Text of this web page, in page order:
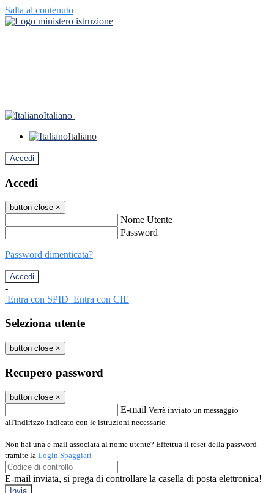
Salta al contenuto
Italiano
Italiano
Accedi
Accedi
button close ×
Nome Utente
Password
Password dimenticata?
-
Entra con SPID Entra con CIE
Seleziona utente
button close ×
Recupero password
button close ×
E-mail Verrà inviato un messaggio
all'indirizzo indicato con le istruzioni necessarie.
Non hai una e-mail associata al nome utente? Effettua il reset della password
tramite la Login Spaggiari
E-mail inviata, si prega di controllare la casella di posta elettronica!